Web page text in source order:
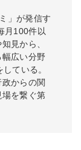
」が発信す
月100件以
見から、
広い分野
ている。
からの関
を繋ぐ第